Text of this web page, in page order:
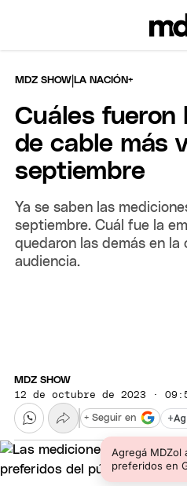
MDZ SHOW |LA NACIÓN+
Cuáles fueron
de cable más
septiembre
Ya se saben las
septiembre. Cuál fue la
quedaron las demás en la
audiencia.
MDZ SHOW
12 de octubre de 2023 ·
+
Agregá MDZol
preferidos en
+ Seguir en